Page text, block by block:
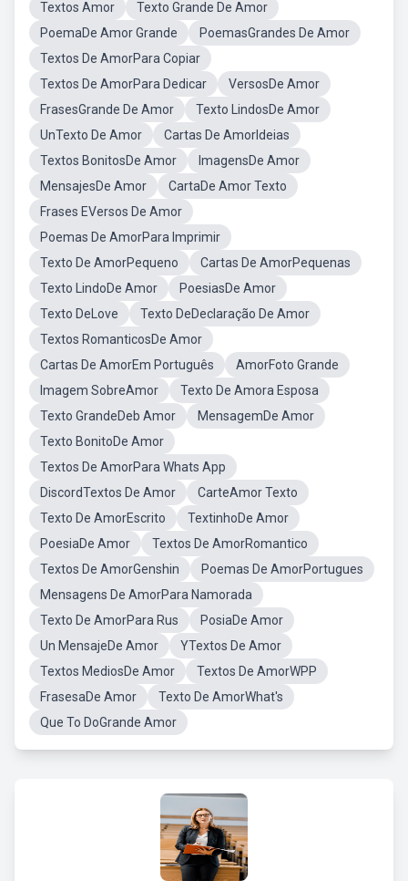
Textos Amor
Texto Grande De Amor
PoemaDe Amor Grande
PoemasGrandes De Amor
Textos De AmorPara Copiar
Textos De AmorPara Dedicar
VersosDe Amor
FrasesGrande De Amor
Texto LindosDe Amor
UnTexto De Amor
Cartas De AmorIdeias
Textos BonitosDe Amor
ImagensDe Amor
MensajesDe Amor
CartaDe Amor Texto
Frases EVersos De Amor
Poemas De AmorPara Imprimir
Texto De AmorPequeno
Cartas De AmorPequenas
Texto LindoDe Amor
PoesiasDe Amor
Texto DeLove
Texto DeDeclaração De Amor
Textos RomanticosDe Amor
Cartas De AmorEm Português
AmorFoto Grande
Imagem SobreAmor
Texto De Amora Esposa
Texto GrandeDeb Amor
MensagemDe Amor
Texto BonitoDe Amor
Textos De AmorPara Whats App
DiscordTextos De Amor
CarteAmor Texto
Texto De AmorEscrito
TextinhoDe Amor
PoesiaDe Amor
Textos De AmorRomantico
Textos De AmorGenshin
Poemas De AmorPortugues
Mensagens De AmorPara Namorada
Texto De AmorPara Rus
PosiaDe Amor
Un MensajeDe Amor
YTextos De Amor
Textos MediosDe Amor
Textos De AmorWPP
FrasesaDe Amor
Texto De AmorWhat's
Que To DoGrande Amor